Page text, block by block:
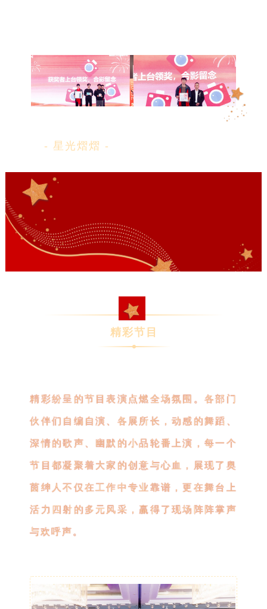
- 星光熠熠 -
精彩节目
精彩纷呈的节目表演点燃全场氛围。各部门
伙伴们自编自演、各展所长，动感的舞蹈、
深情的歌声、幽默的小品轮番上演，每一个
节目都凝聚着大家的创意与心血，展现了奥
茵绅人不仅在工作中专业靠谱，更在舞台上
活力四射的多元风采，赢得了现场阵阵掌声
与欢呼声。